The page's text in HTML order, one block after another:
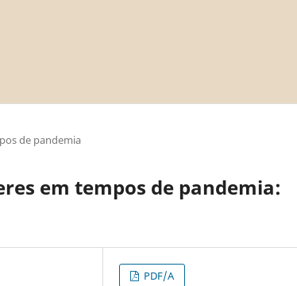
de pandemia
em tempos de pandemia:
PDF/A